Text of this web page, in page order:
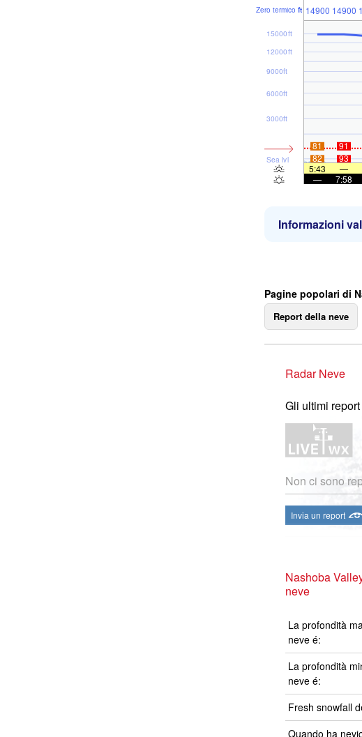
Zero termico ft 14900 14900
Sea lvl
3000ft
6000ft
9000ft
12000ft
15000ft
81 91
82
93
5:43
—
—
7:58
Informazioni
Pagine popolari di
Report della neve
Radar Neve
Gli ultimi
Non ci sono
Invia un report
Nashoba
neve
La profondità
neve é:
La profondità
neve é:
Fresh snowfall
Quando ha